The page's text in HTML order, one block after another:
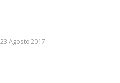
23 Agosto 2017